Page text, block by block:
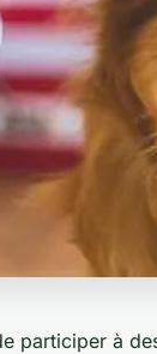
participer à